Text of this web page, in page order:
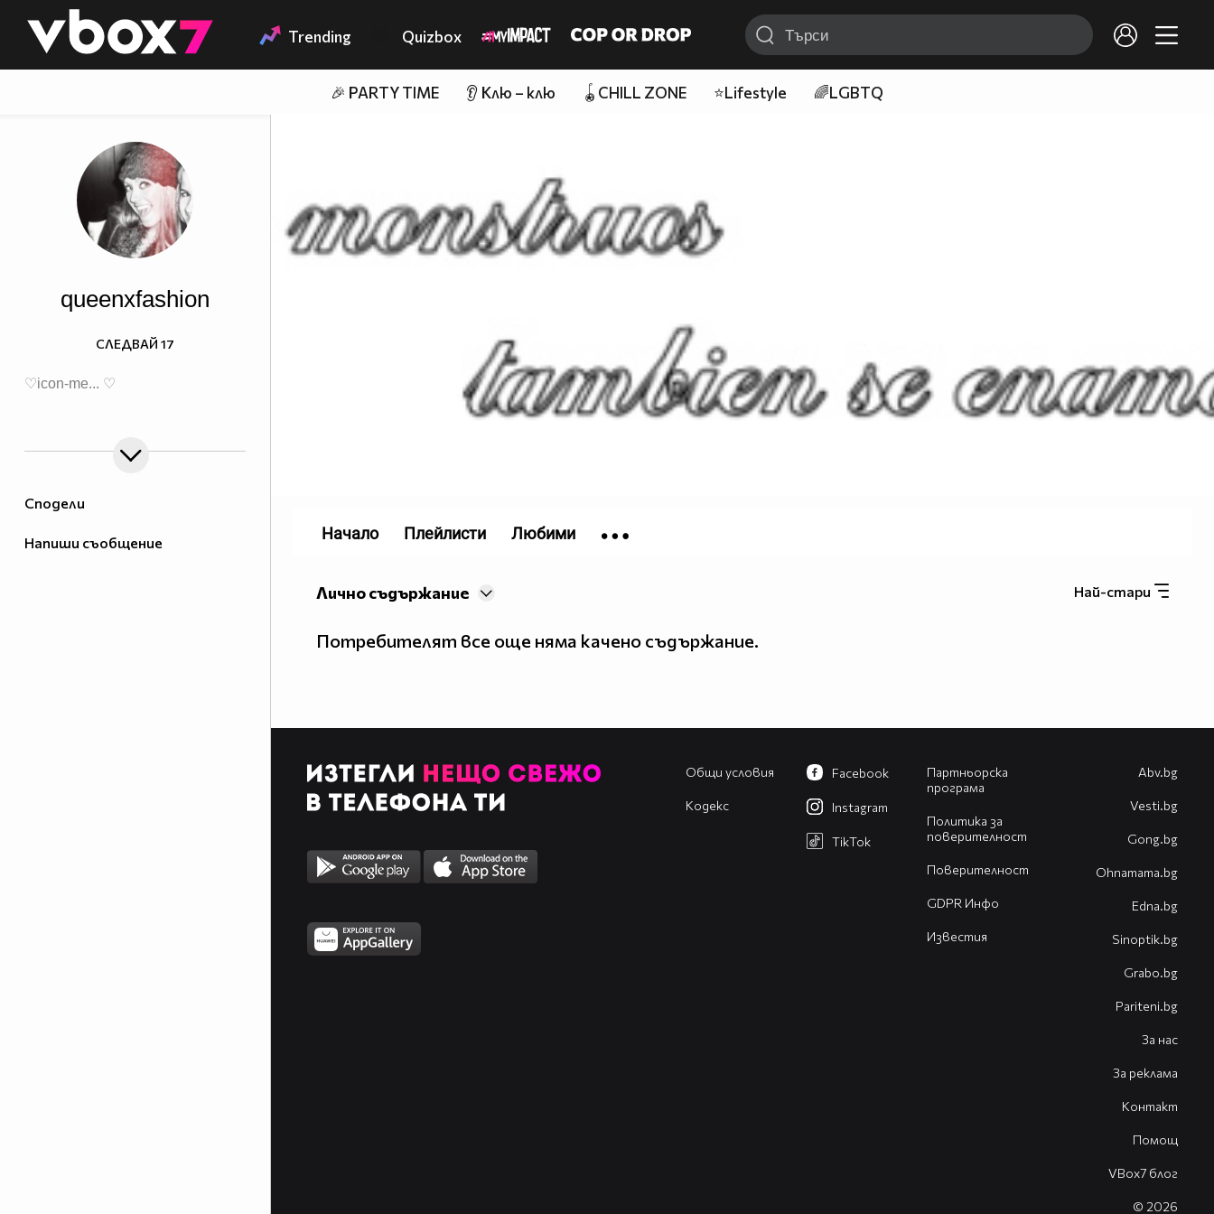
👾 Trending Quizbox
🎉 PARTY TIME 👂 Клю – клю 🪀CHILL ZONE ⭐Lifestyle 🌈LGBTQ
Сподели
Напиши съобщение
queenxfashion
♡icon-me... ♡
СЛЕДВАЙ 17
Най-стари
Лично съдържание
Потребителят все още няма качено съдържание.
Начало Плейлисти Любими
Общи условия
Кодекс
Партньорска
програма
Политика за
поверителност
Поверителност
GDPR Инфо
Известия
Facebook
Instagram
TikTok
Abv.bg
Vesti.bg
Gong.bg
Оhnamama.bg
Edna.bg
Sinoptik.bg
Grabo.bg
Pariteni.bg
За нас
За реклама
Контакт
Помощ
VBox7 блог
© 2026